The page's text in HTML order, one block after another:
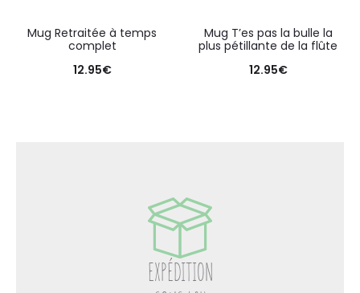
Mug Retraitée à temps
complet
12.95€
Mug T’es pas la bulle la
plus pétillante de la flûte
12.95€
EXPÉDITION